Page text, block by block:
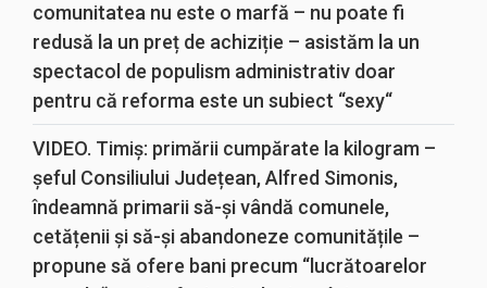
comunitatea nu este o marfă – nu poate fi
redusă la un preț de achiziție – asistăm la un
spectacol de populism administrativ doar
pentru că reforma este un subiect “sexy“
VIDEO. Timiș: primării cumpărate la kilogram –
șeful Consiliului Județean, Alfred Simonis,
îndeamnă primarii să-și vândă comunele,
cetățenii și să-și abandoneze comunitățile –
propune să ofere bani precum “lucrătoarelor